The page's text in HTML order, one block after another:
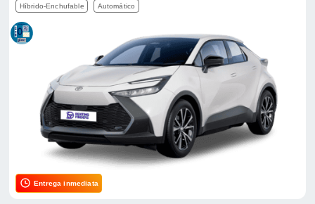
Híbrido-Enchufable Automático
Entrega inmediata